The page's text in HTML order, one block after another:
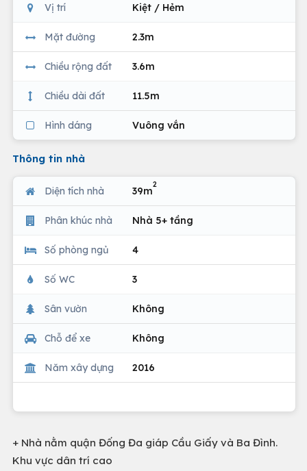
Vị trí Kiệt / Hẻm
Mặt đường 2.3m
Chiều rộng đất 3.6m
Chiều dài đất 11.5m
Hình dáng Vuông vắn
Thông tin nhà
Diện tích nhà 39m
2
Phân khúc nhà Nhà 5+ tầng
Số phòng ngủ 4
Số WC 3
Sân vườn Không
Chỗ để xe Không
Năm xây dựng 2016
+ Nhà nằm quận Đống Đa giáp Cầu Giấy và Ba Đình.
Khu vực dân trí cao